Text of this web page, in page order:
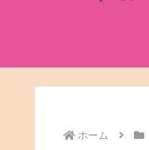
ホーム